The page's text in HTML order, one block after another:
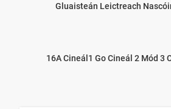
Gluaisteán Leictreach
16A Cineál1 Go Cineál 2 Mód 3